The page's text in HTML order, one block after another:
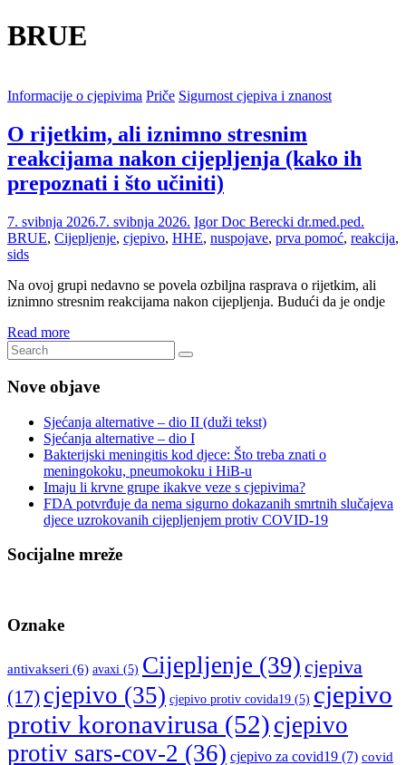
BRUE
Informacije o cjepivima Priče Sigurnost cjepiva i znanost
O rijetkim, ali iznimno stresnim
reakcijama nakon cijepljenja (kako ih
prepoznati i što učiniti)
7. svibnja 2026.7. svibnja 2026. Igor Doc Berecki dr.med.ped.
BRUE, Cijepljenje, cjepivo, HHE, nuspojave, prva pomoć, reakcija,
sids
Na ovoj grupi nedavno se povela ozbiljna rasprava o rijetkim, ali
iznimno stresnim reakcijama nakon cijepljenja. Budući da je ondje
Read more
Nove objave
Sjećanja alternative – dio II (duži tekst)
Sjećanja alternative – dio I
Bakterijski meningitis kod djece: Što treba znati o
meningokoku, pneumokoku i HiB-u
Imaju li krvne grupe ikakve veze s cjepivima?
FDA potvrđuje da nema sigurno dokazanih smrtnih slučajeva
djece uzrokovanih cijepljenjem protiv COVID-19
Socijalne mreže
Oznake
antivakseri (6) avaxi (5) Cijepljenje (39) cjepiva
(17) cjepivo (35) cjepivo protiv covida19 (5) cjepivo
protiv koronavirusa (52) cjepivo
protiv sars-cov-2 (36) cjepivo za covid19 (7) covid